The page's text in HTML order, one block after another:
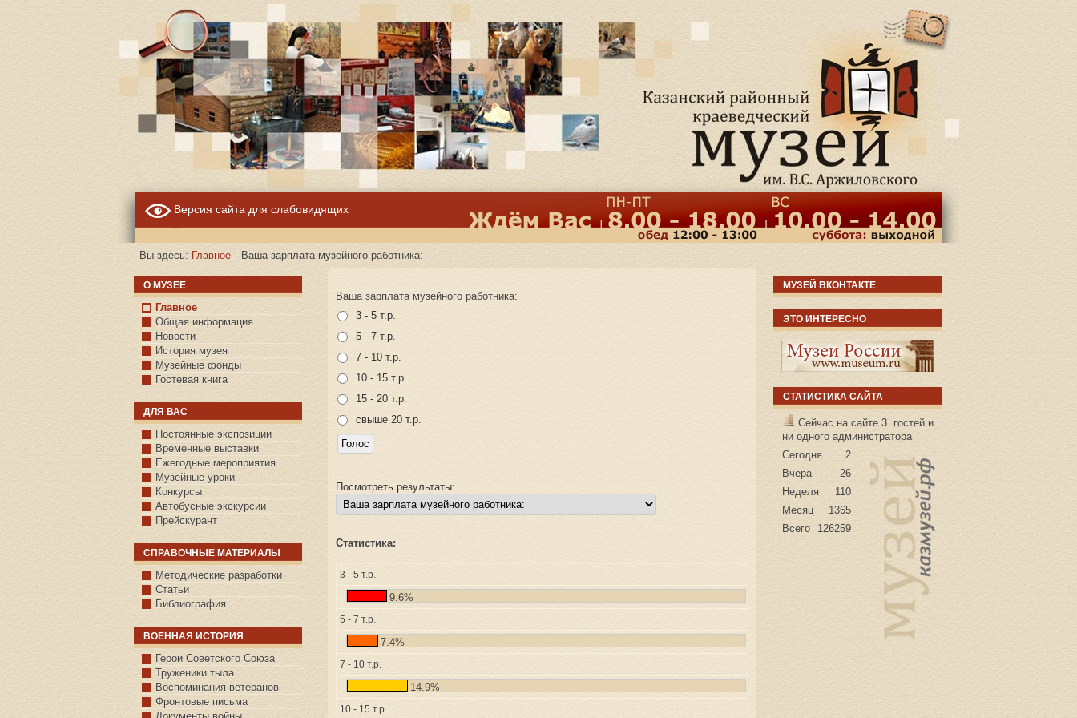
Версия сайта для слабовидящих
Вы здесь: Главное Ваша зарплата музейного работника:
О МУЗЕЕ
Главное
Общая информация
Новости
История музея
Музейные фонды
Гостевая книга
ДЛЯ ВАС
Постоянные экспозиции
Временные выставки
Ежегодные мероприятия
Музейные уроки
Конкурсы
Автобусные экскурсии
Прейскурант
СПРАВОЧНЫЕ МАТЕРИАЛЫ
Методические разработки
Статьи
Библиография
ВОЕННАЯ ИСТОРИЯ
С.КАЗАНСКОЕ
Герои Советского Союза
Труженики тыла
Воспоминания ветеранов
Фронтовые письма
Ваша зарплата музейного работника:
3 - 5 т.р.
5 - 7 т.р.
7 - 10 т.р.
10 - 15 т.р.
15 - 20 т.р.
свыше 20 т.р.
Посмотреть результаты:
Статистика:
3 - 5 т.р.
9.6%
5 - 7 т.р.
7.4%
7 - 10 т.р.
14.9%
10 - 15 т.р.
МУЗЕЙ ВКОНТАКТЕ
ЭТО ИНТЕРЕСНО
СТАТИСТИКА САЙТА
Сейчас на сайте 3 гостей и
ни одного администратора
Сегодня
2
Вчера
26
Неделя
110
Месяц
1365
Всего
126259